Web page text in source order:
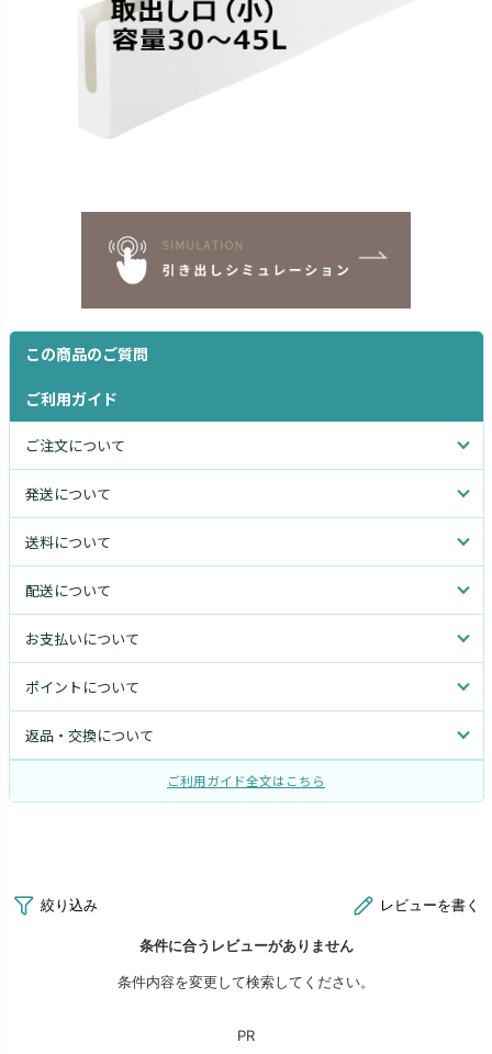
この商品のご質問
ご利用ガイド
ご注文について
発送について
送料について
配送について
お支払いについて
ポイントについて
返品・交換について
ご利用ガイド全文はこちら